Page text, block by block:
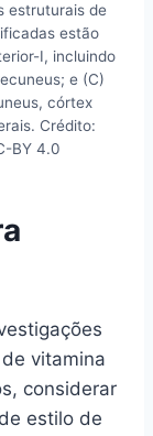
estruturais de
estão
I, incluindo
e (C)
córtex
Crédito:
BY 4.0
vitamina
considerar
estilo de